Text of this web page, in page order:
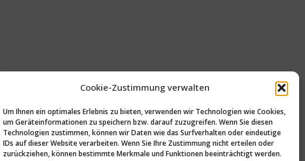
Cookie-Zustimmung verwalten
Um Ihnen ein optimales Erlebnis zu bieten, verwenden wir Technologien wie Cookies,
um Geräteinformationen zu speichern bzw. darauf zuzugreifen. Wenn Sie diesen
Technologien zustimmen, können wir Daten wie das Surfverhalten oder eindeutige
IDs auf dieser Website verarbeiten. Wenn Sie Ihre Zustimmung nicht erteilen oder
zurückziehen, können bestimmte Merkmale und Funktionen beeinträchtigt werden.